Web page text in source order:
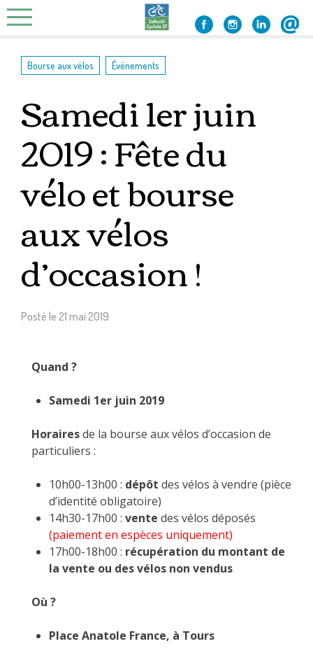
Skip
to
Bourse aux vélos Événements
Samedi 1er juin
2019 : Fête du
vélo et bourse
aux vélos
d’occasion !
Posté le 21 mai 2019
Quand ?
Samedi 1er juin 2019
Horairesde la bourse aux vélos d’occasion de
particuliers :
10h00-13h00 : dépôt des vélos à vendre (pièce
d’identité obligatoire)
14h30-17h00 : vente des vélos déposés
(paiement en espèces uniquement)
17h00-18h00 : récupération du montant de
la vente ou des vélos non vendus
Où ?
Place Anatole France, à Tours